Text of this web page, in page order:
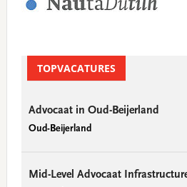
TOPVACATURES
Advocaat in Oud-Beijerland
Oud-Beijerland
Mid-Level Advocaat